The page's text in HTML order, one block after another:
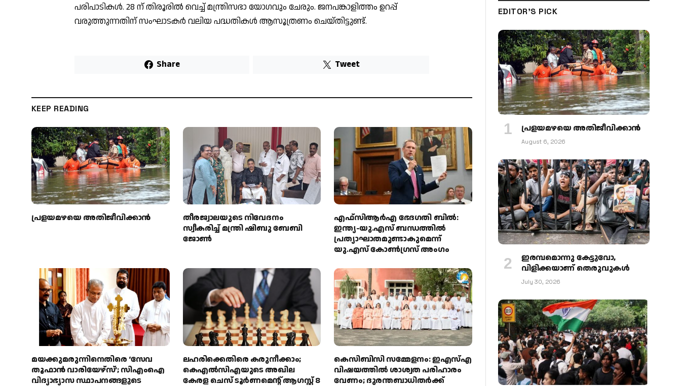
പരിപാടികള്‍. 28 ന് തിരൂരില്‍ വെച്ച് മന്ത്രിസഭാ യോഗവും ചേരും. ജനപങ്കാളിത്തം ഉറപ്പ്
വരുത്തുന്നതിന് സംഘാടകര്‍ വലിയ പദ്ധതികള്‍ ആസൂത്രണം ചെയ്തിട്ടുണ്ട്.
Share Tweet
KEEP READING
പ്രളയമഴയെ അതിജീവിക്കാന്‍
തീരജ്വാലയുടെ നിവേദനം
സ്വീകരിച്ച് മന്ത്രി ഷിബു ബേബി
ജോൺ
എഫ്‌സിആർഎ ഭേദഗതി ബിൽ:
ഇന്ത്യ-യു.എസ് ബന്ധത്തിൽ
പ്രത്യാഘാതമുണ്ടാകുമെന്ന്
യു.എസ് കോൺഗ്രസ് അംഗം
മയക്കുമരുന്നിനെതിരെ ‘സേവ
തൂഫാൻ വാരിയേഴ്‌സ്’; സിഎംഐ
വിദ്യാഭ്യാസ സ്ഥാപനങ്ങളുടെ
ലഹരിക്കെതിരെ കരുനീക്കാം;
കെഎൽസിഎയുടെ അഖില
കേരള ചെസ് ടൂർണമെന്റ് ആഗസ്റ്റ് 8
കെസിബിസി സമ്മേളനം: ഇഎസ്എ
വിഷയത്തിൽ ശാശ്വത പരിഹാരം
വേണം; ദുരന്തബാധിതർക്ക്
EDITOR'S PICK
പ്രളയമഴയെ അതിജീവിക്കാന്‍
August 6, 2026
ഇരമ്പമൊന്നു കേട്ടുവോ,
വിളിക്കയാണ് തെരുവുകള്‍
July 30, 2026